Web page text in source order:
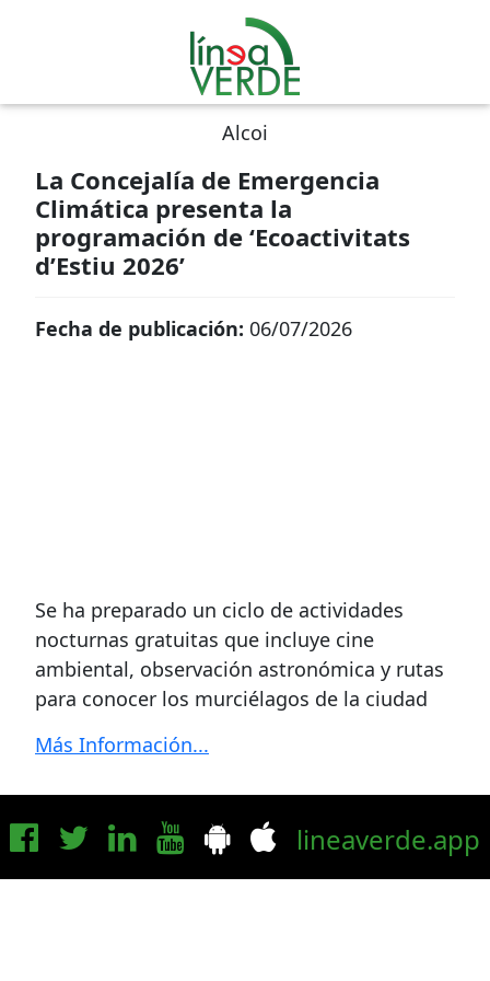
Alcoi
La Concejalía de Emergencia
Climática presenta la
programación de ‘Ecoactivitats
d’Estiu 2026’
Fecha de publicación: 06/07/2026
Se ha preparado un ciclo de actividades
nocturnas gratuitas que incluye cine
ambiental, observación astronómica y rutas
para conocer los murciélagos de la ciudad
Más Información...
lineaverde.app